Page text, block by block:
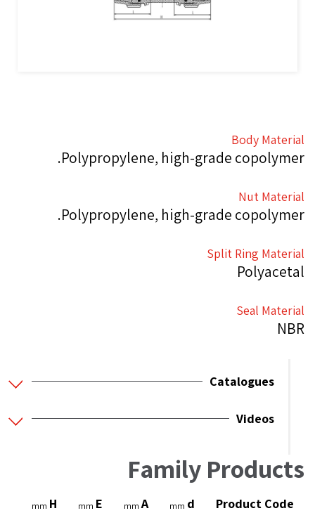
Body Material
Polypropylene, high-grade copolymer.
Nut Material
Polypropylene, high-grade copolymer.
Split Ring Material
Polyacetal
Seal Material
NBR
Catalogues
Videos
Family Products
Product Code
d
mm
A
mm
E
mm
H
mm